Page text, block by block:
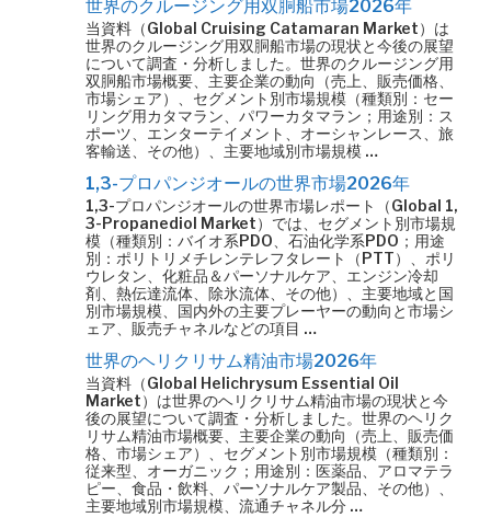
世界のクルージング用双胴船市場2026年
当資料（Global Cruising Catamaran Market）は
世界のクルージング用双胴船市場の現状と今後の展望
について調査・分析しました。世界のクルージング用
双胴船市場概要、主要企業の動向（売上、販売価格、
市場シェア）、セグメント別市場規模（種類別：セー
リング用カタマラン、パワーカタマラン；用途別：ス
ポーツ、エンターテイメント、オーシャンレース、旅
客輸送、その他）、主要地域別市場規模 …
1,3-プロパンジオールの世界市場2026年
1,3-プロパンジオールの世界市場レポート（Global 1,
3-Propanediol Market）では、セグメント別市場規
模（種類別：バイオ系PDO、石油化学系PDO；用途
別：ポリトリメチレンテレフタレート（PTT）、ポリ
ウレタン、化粧品＆パーソナルケア、エンジン冷却
剤、熱伝達流体、除氷流体、その他）、主要地域と国
別市場規模、国内外の主要プレーヤーの動向と市場シ
ェア、販売チャネルなどの項目 …
世界のヘリクリサム精油市場2026年
当資料（Global Helichrysum Essential Oil
Market）は世界のヘリクリサム精油市場の現状と今
後の展望について調査・分析しました。世界のヘリク
リサム精油市場概要、主要企業の動向（売上、販売価
格、市場シェア）、セグメント別市場規模（種類別：
従来型、オーガニック；用途別：医薬品、アロマテラ
ピー、食品・飲料、パーソナルケア製品、その他）、
主要地域別市場規模、流通チャネル分 …